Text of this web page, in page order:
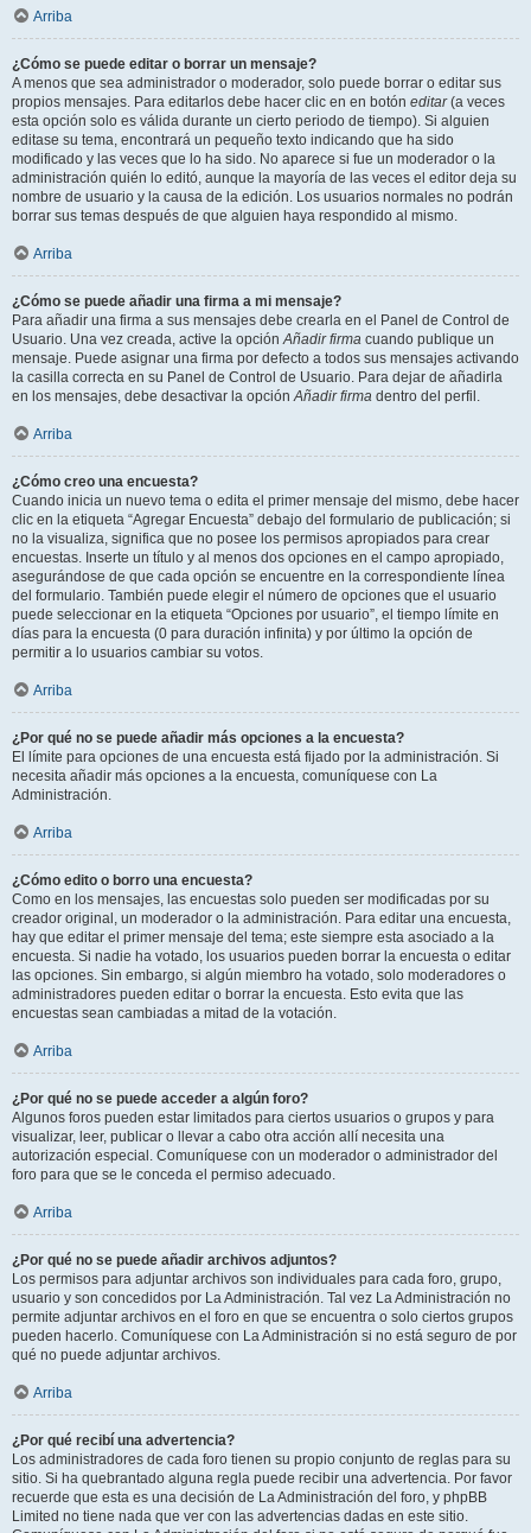
Arriba
¿Cómo se puede editar o borrar un mensaje?
A menos que sea administrador o moderador, solo puede borrar o editar sus
propios mensajes. Para editarlos debe hacer clic en en botón editar(a veces
esta opción solo es válida durante un cierto periodo de tiempo). Si alguien
editase su tema, encontrará un pequeño texto indicando que ha sido
modificado y las veces que lo ha sido. No aparece si fue un moderador o la
administración quién lo editó, aunque la mayoría de las veces el editor deja su
nombre de usuario y la causa de la edición. Los usuarios normales no podrán
borrar sus temas después de que alguien haya respondido al mismo.
Arriba
¿Cómo se puede añadir una firma a mi mensaje?
Para añadir una firma a sus mensajes debe crearla en el Panel de Control de
Usuario. Una vez creada, active la opciónAñadir firma cuando publique un
mensaje. Puede asignar una firma por defecto a todos sus mensajes activando
la casilla correcta en su Panel de Control de Usuario. Para dejar de añadirla
en los mensajes, debe desactivar la opciónAñadir firma dentro del perfil.
Arriba
¿Cómo creo una encuesta?
Cuando inicia un nuevo tema o edita el primer mensaje del mismo, debe hacer
clic en la etiqueta “Agregar Encuesta” debajo del formulario de publicación; si
no la visualiza, significa que no posee los permisos apropiados para crear
encuestas. Inserte un título y al menos dos opciones en el campo apropiado,
asegurándose de que cada opción se encuentre en la correspondiente línea
del formulario. También puede elegir el número de opciones que el usuario
puede seleccionar en la etiqueta “Opciones por usuario”, el tiempo límite en
días para la encuesta (0 para duración infinita) y por último la opción de
permitir a lo usuarios cambiar su votos.
Arriba
¿Por qué no se puede añadir más opciones a la encuesta?
El límite para opciones de una encuesta está fijado por la administración. Si
necesita añadir más opciones a la encuesta, comuníquese con La
Administración.
Arriba
¿Cómo edito o borro una encuesta?
Como en los mensajes, las encuestas solo pueden ser modificadas por su
creador original, un moderador o la administración. Para editar una encuesta,
hay que editar el primer mensaje del tema; este siempre esta asociado a la
encuesta. Si nadie ha votado, los usuarios pueden borrar la encuesta o editar
las opciones. Sin embargo, si algún miembro ha votado, solo moderadores o
administradores pueden editar o borrar la encuesta. Esto evita que las
encuestas sean cambiadas a mitad de la votación.
Arriba
¿Por qué no se puede acceder a algún foro?
Algunos foros pueden estar limitados para ciertos usuarios o grupos y para
visualizar, leer, publicar o llevar a cabo otra acción allí necesita una
autorización especial. Comuníquese con un moderador o administrador del
foro para que se le conceda el permiso adecuado.
Arriba
¿Por qué no se puede añadir archivos adjuntos?
Los permisos para adjuntar archivos son individuales para cada foro, grupo,
usuario y son concedidos por La Administración. Tal vez La Administración no
permite adjuntar archivos en el foro en que se encuentra o solo ciertos grupos
pueden hacerlo. Comuníquese con La Administración si no está seguro de por
qué no puede adjuntar archivos.
Arriba
¿Por qué recibí una advertencia?
Los administradores de cada foro tienen su propio conjunto de reglas para su
sitio. Si ha quebrantado alguna regla puede recibir una advertencia. Por favor
recuerde que esta es una decisión de La Administración del foro, y phpBB
Limited no tiene nada que ver con las advertencias dadas en este sitio.